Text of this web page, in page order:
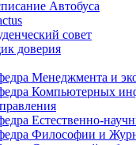
Автобуса
совет
доверия
Менеджмента и
Компьютерных
Естественно-
Философии и